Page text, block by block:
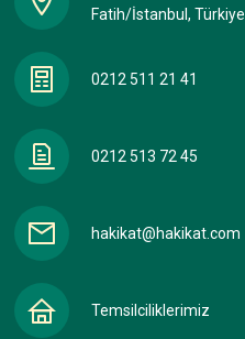
Fatih/İstanbul, Türkiye
0212 511 21 41
0212 513 72 45
hakikat@hakikat.com
Temsilciliklerimiz